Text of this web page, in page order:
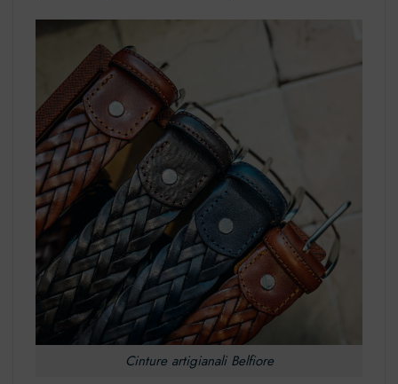
Cinture artigianali Belfiore